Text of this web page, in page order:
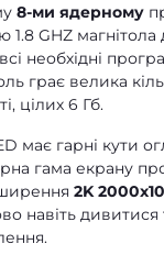
8-ми ядерному
1.8 GHZ магнітола
необхідні
грає велика
цілих 6 Гб.
має гарні кути
гама екрану
2K
навіть